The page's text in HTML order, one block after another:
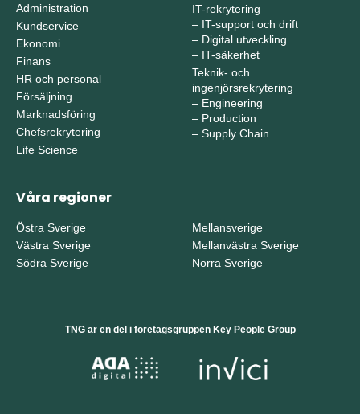
Administration
Kundservice
Ekonomi
Finans
HR och personal
Försäljning
Marknadsföring
Chefsrekrytering
Life Science
IT-rekrytering
– IT-support och drift
– Digital utveckling
– IT-säkerhet
Teknik- och
ingenjörsrekrytering
– Engineering
– Production
– Supply Chain
Våra regioner
Östra Sverige
Västra Sverige
Södra Sverige
Mellansverige
Mellanvästra Sverige
Norra Sverige
TNG är en del i företagsgruppen Key People Group